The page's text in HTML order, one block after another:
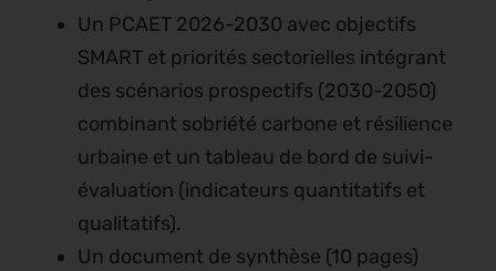
Un PCAET 2026-2030 avec objectifs
SMART et priorités sectorielles intégrant
des scénarios prospectifs (2030-2050)
combinant sobriété carbone et résilience
urbaine et un tableau de bord de suivi-
évaluation (indicateurs quantitatifs et
qualitatifs).
Un document de synthèse (10 pages)